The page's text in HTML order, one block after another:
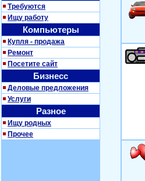
Требуются
Ищу работу
Компьютеры
Купля - продажа
Ремонт
Посетите сайт
Бизнесс
Деловые предложения
Услуги
Разное
Ищу родных
Прочее